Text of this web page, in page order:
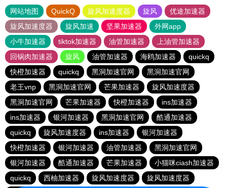
网站地图 QuickQ 旋风加速度器 旋风
优途加速器
旋风加速度器
旋风加速 坚果加速器
外网app
小牛加速器
tiktok加速器 油管加速器
上油管加速器
回锅肉加速器
旋风 油管加速器 海鸥加速器
quickq
快橙加速器
quickq 黑洞加速官网
黑洞加速官网
老王vnp
黑洞加速官网 芒果加速器
旋风加速度器
黑洞加速官网
芒果加速器 快橙加速器
ins加速器
ins加速器
银河加速器 黑洞加速官网
酷通加速器
quickq
旋风加速度器 ins加速器
银河加速器
快橙加速器
银河加速器 油管加速器
黑洞加速官网
银河加速器
酷通加速器 芒果加速器
小猫咪ciash加速器
quickq
西柚加速器 旋风加速度器 旋风加速度器